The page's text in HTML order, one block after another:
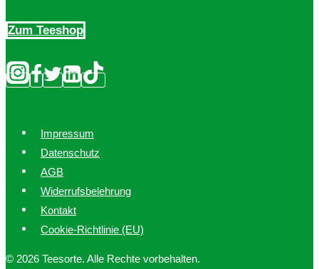
Zum Teeshop
Impressum
Datenschutz
AGB
Widerrufsbelehrung
Kontakt
Cookie-Richtlinie (EU)
© 2026 Teesorte. Alle Rechte vorbehalten.